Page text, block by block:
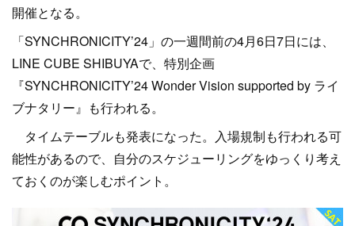
開催となる。
「SYNCHRONICITY’24」の一週間前の4月6日7日には、
LINE CUBE SHIBUYAで、特別企画
『SYNCHRONICITY’24 Wonder Vision supported by ライ
ブナタリー』も行われる。
タイムテーブルも発表になった。入場規制も行われる可
能性があるので、自分のスケジューリングをゆっくり考え
ておくのが楽しむポイント。